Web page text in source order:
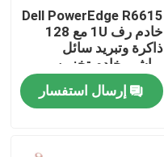
Dell PowerEdge R6615
خادم رف 1U مع 128
ذاكرة وتبريد سائل
مباشر، خادم تخزين
مخصص، خادم 2 طريق
إرسال استفسار